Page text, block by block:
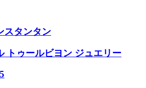
スタンタン
トゥールビヨン ジュエリー